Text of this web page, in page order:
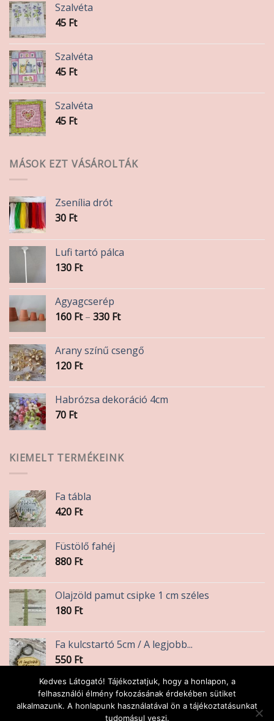
Szalvéta
45 Ft
Szalvéta
45 Ft
Szalvéta
45 Ft
MÁSOK EZT VÁSÁROLTÁK
Zsenília drót
30 Ft
Lufi tartó pálca
130 Ft
Agyagcserép
160 Ft – 330 FtÁrtartomány:
-
330 Ft
Arany színű csengő
120 Ft
Habrózsa dekoráció 4cm
70 Ft
KIEMELT TERMÉKEINK
Fa tábla
420 Ft
Füstölő fahéj
880 Ft
Olajzöld pamut csipke 1 cm széles
180 Ft
Fa kulcstartó 5cm / A legjobb...
550 Ft
Giotto színes ceruzakészlet 12db-os
1 220Ft
Kedves Látogató! Tájékoztatjuk, hogy a honlapon, a
felhasználói élmény fokozásának érdekében sütiket
alkalmazunk. A honlapunk használatával ön a tájékoztatásunkat
tudomásul veszi.